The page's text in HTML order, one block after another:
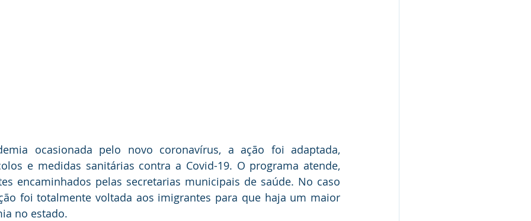
ocasionada pelo novo coronavírus, a ação foi adaptada,
e medidas sanitárias contra a Covid-19. O programa atende,
encaminhados pelas secretarias municipais de saúde. No caso
foi totalmente voltada aos imigrantes para que haja um maior
no estado.